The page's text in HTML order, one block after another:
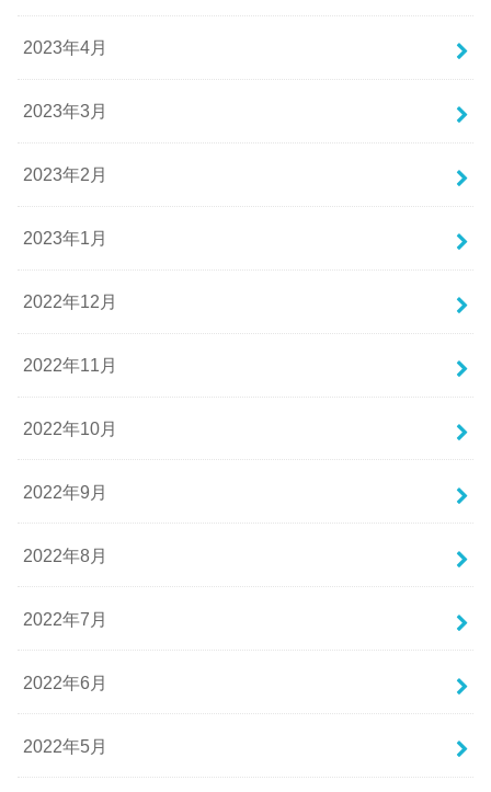
2023年4月
2023年3月
2023年2月
2023年1月
2022年12月
2022年11月
2022年10月
2022年9月
2022年8月
2022年7月
2022年6月
2022年5月